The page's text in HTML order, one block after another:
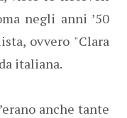
negli anni ’50
ovvero "Clara
italiana.
anche tante